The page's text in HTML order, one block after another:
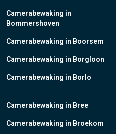
Camerabewaking in
Bommershoven
Camerabewaking in Boorsem
Camerabewaking in Borgloon
Camerabewaking in Borlo
Camerabewaking in Bree
Camerabewaking in Broekom